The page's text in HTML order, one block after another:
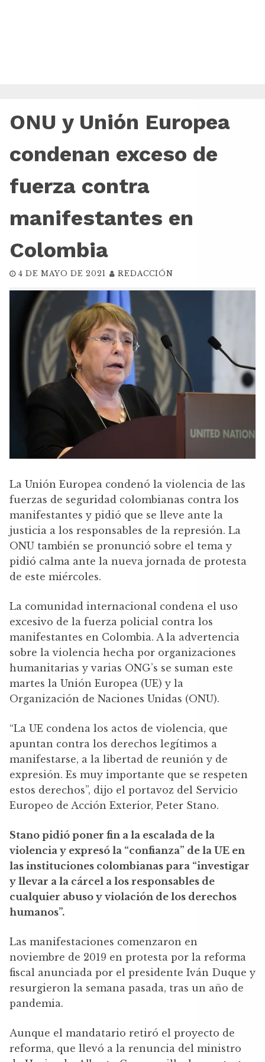
ONU y Unión Europea
condenan exceso de
fuerza contra
manifestantes en
Colombia
4 DE MAYO DE 2021 REDACCIÓN
La Unión Europea condenó la violencia de las
fuerzas de seguridad colombianas contra los
manifestantes y pidió que se lleve ante la
justicia a los responsables de la represión. La
ONU también se pronunció sobre el tema y
pidió calma ante la nueva jornada de protesta
de este miércoles.
La comunidad internacional condena el uso
excesivo de la fuerza policial contra los
manifestantes en Colombia. A la advertencia
sobre la violencia hecha por organizaciones
humanitarias y varias ONG’s se suman este
martes la Unión Europea (UE) y la
Organización de Naciones Unidas (ONU).
“La UE condena los actos de violencia, que
apuntan contra los derechos legítimos a
manifestarse, a la libertad de reunión y de
expresión. Es muy importante que se respeten
estos derechos”, dijo el portavoz del Servicio
Europeo de Acción Exterior, Peter Stano.
Stano pidió poner fin a la escalada de la
violencia y expresó la “confianza” de la UE en
las instituciones colombianas para “investigar
y llevar a la cárcel a los responsables de
cualquier abuso y violación de los derechos
humanos”.
Las manifestaciones comenzaron en
noviembre de 2019 en protesta por la reforma
fiscal anunciada por el presidente Iván Duque y
resurgieron la semana pasada, tras un año de
pandemia.
Aunque el mandatario retiró el proyecto de
reforma, que llevó a la renuncia del ministro